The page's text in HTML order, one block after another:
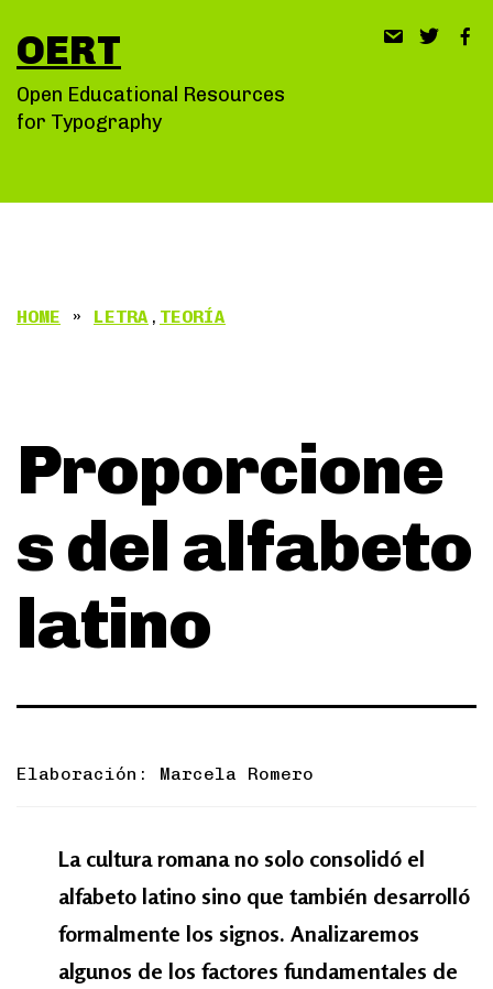
al
contenido
OERT
Open Educational Resources
for Typography
HOME » LETRA , TEORÍA
Proporcione
s del alfabeto
latino
Elaboración: Marcela Romero
La cultura romana no solo consolidó el
alfabeto latino sino que también desarrolló
formalmente los signos. Analizaremos
algunos de los factores fundamentales de